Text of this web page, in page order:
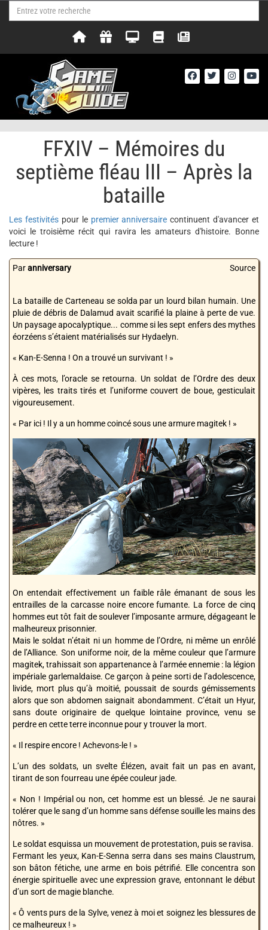
FFXIV – Mémoires du
septième fléau III – Après la
bataille
Les festivitéspour le premier anniversaire continuent d'avancer et
voici le troisième récit qui ravira les amateurs d'histoire. Bonne
lecture !
Paranniversary Source
La bataille de Carteneau se solda par un lourd bilan humain. Une
pluie de débris de Dalamud avait scarifié la plaine à perte de vue.
Un paysage apocalyptique... comme si les sept enfers des mythes
éorzéens s’étaient matérialisés sur Hydaelyn.
« Kan-E-Senna ! On a trouvé un survivant ! »
À ces mots, l’oracle se retourna. Un soldat de l’Ordre des deux
vipères, les traits tirés et l’uniforme couvert de boue, gesticulait
vigoureusement.
« Par ici ! Il y a un homme coincé sous une armure magitek ! »
On entendait effectivement un faible râle émanant de sous les
entrailles de la carcasse noire encore fumante. La force de cinq
hommes eut tôt fait de soulever l’imposante armure, dégageant le
malheureux prisonnier.
Mais le soldat n’était ni un homme de l’Ordre, ni même un enrôlé
de l’Alliance. Son uniforme noir, de la même couleur que l’armure
magitek, trahissait son appartenance à l’armée ennemie : la légion
impériale garlemaldaise. Ce garçon à peine sorti de l’adolescence,
livide, mort plus qu’à moitié, poussait de sourds gémissements
alors que son abdomen saignait abondamment. C’était un Hyur,
sans doute originaire de quelque lointaine province, venu se
perdre en cette terre inconnue pour y trouver la mort.
« Il respire encore ! Achevons-le ! »
L’un des soldats, un svelte Élézen, avait fait un pas en avant,
tirant de son fourreau une épée couleur jade.
« Non ! Impérial ou non, cet homme est un blessé. Je ne saurai
tolérer que le sang d’un homme sans défense souille les mains des
nôtres. »
Le soldat esquissa un mouvement de protestation, puis se ravisa.
Fermant les yeux, Kan-E-Senna serra dans ses mains Claustrum,
son bâton fétiche, une arme en bois pétrifié. Elle concentra son
énergie spirituelle avec une expression grave, entonnant le début
d’un sort de magie blanche.
« Ô vents purs de la Sylve, venez à moi et soignez les blessures de
ce malheureux ! »